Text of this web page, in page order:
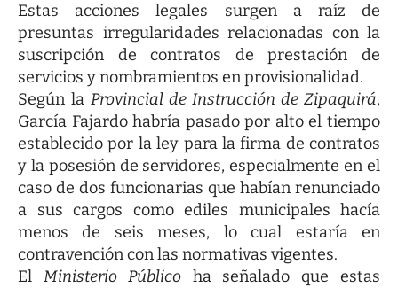
Estas acciones legales surgen a raíz de
presuntas irregularidades relacionadas con la
suscripción de contratos de prestación de
servicios y nombramientos en provisionalidad.
Según la Provincial de Instrucción de Zipaquirá,
García Fajardo habría pasado por alto el tiempo
establecido por la ley para la firma de contratos
y la posesión de servidores, especialmente en el
caso de dos funcionarias que habían renunciado
a sus cargos como ediles municipales hacía
menos de seis meses, lo cual estaría en
contravención con las normativas vigentes.
El Ministerio Públicoha señalado que estas